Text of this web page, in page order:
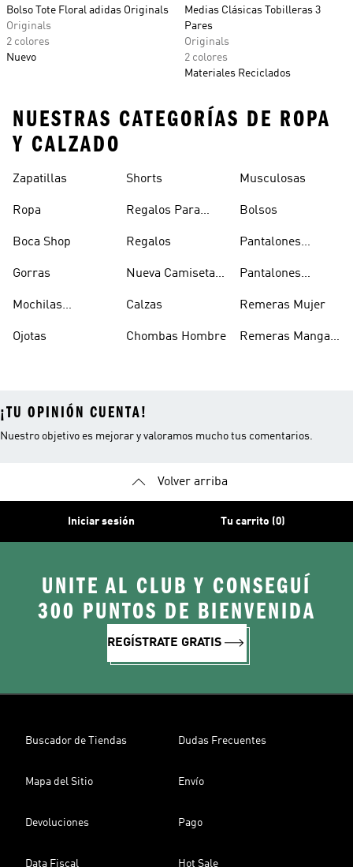
Bolso Tote Floral adidas Originals
Originals
2 colores
Nuevo
Medias Clásicas Tobilleras 3
Pares
Originals
2 colores
Materiales Reciclados
NUESTRAS CATEGORÍAS DE ROPA
Y CALZADO
Zapatillas
Ropa
Boca Shop
Gorras
Mochilas
Ojotas
Shorts
Regalos Para
Regalos
Nueva Camiseta
Calzas
Chombas Hombre
Musculosas
Bolsos
Pantalones
Hombre
Pantalones
Remeras Mujer
Remeras Manga
¡TU OPINIÓN CUENTA!
Nuestro objetivo es mejorar y valoramos mucho tus comentarios.
Volver arriba
Iniciar sesión Tu carrito (0)
UNITE AL CLUB Y CONSEGUÍ
300 PUNTOS DE BIENVENIDA
REGÍSTRATE GRATIS
Buscador de Tiendas Dudas Frecuentes
Mapa del Sitio Envío
Devoluciones Pago
Data Fiscal Hot Sale